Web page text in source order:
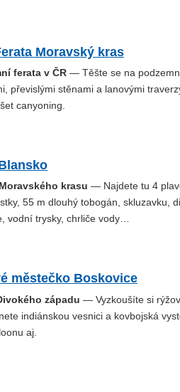
Moravský kras
ferata v ČR — Těšte se na
převislými stěnami a lanovými
canyoning.
krasu — Najdete tu 4
55 m dlouhý tobogán, skluzavku,
vodní trysky, chrliče vody…
městečko Boskovice
západu — Vyzkoušíte si
indiánskou vesnici a kovbojská
aj.